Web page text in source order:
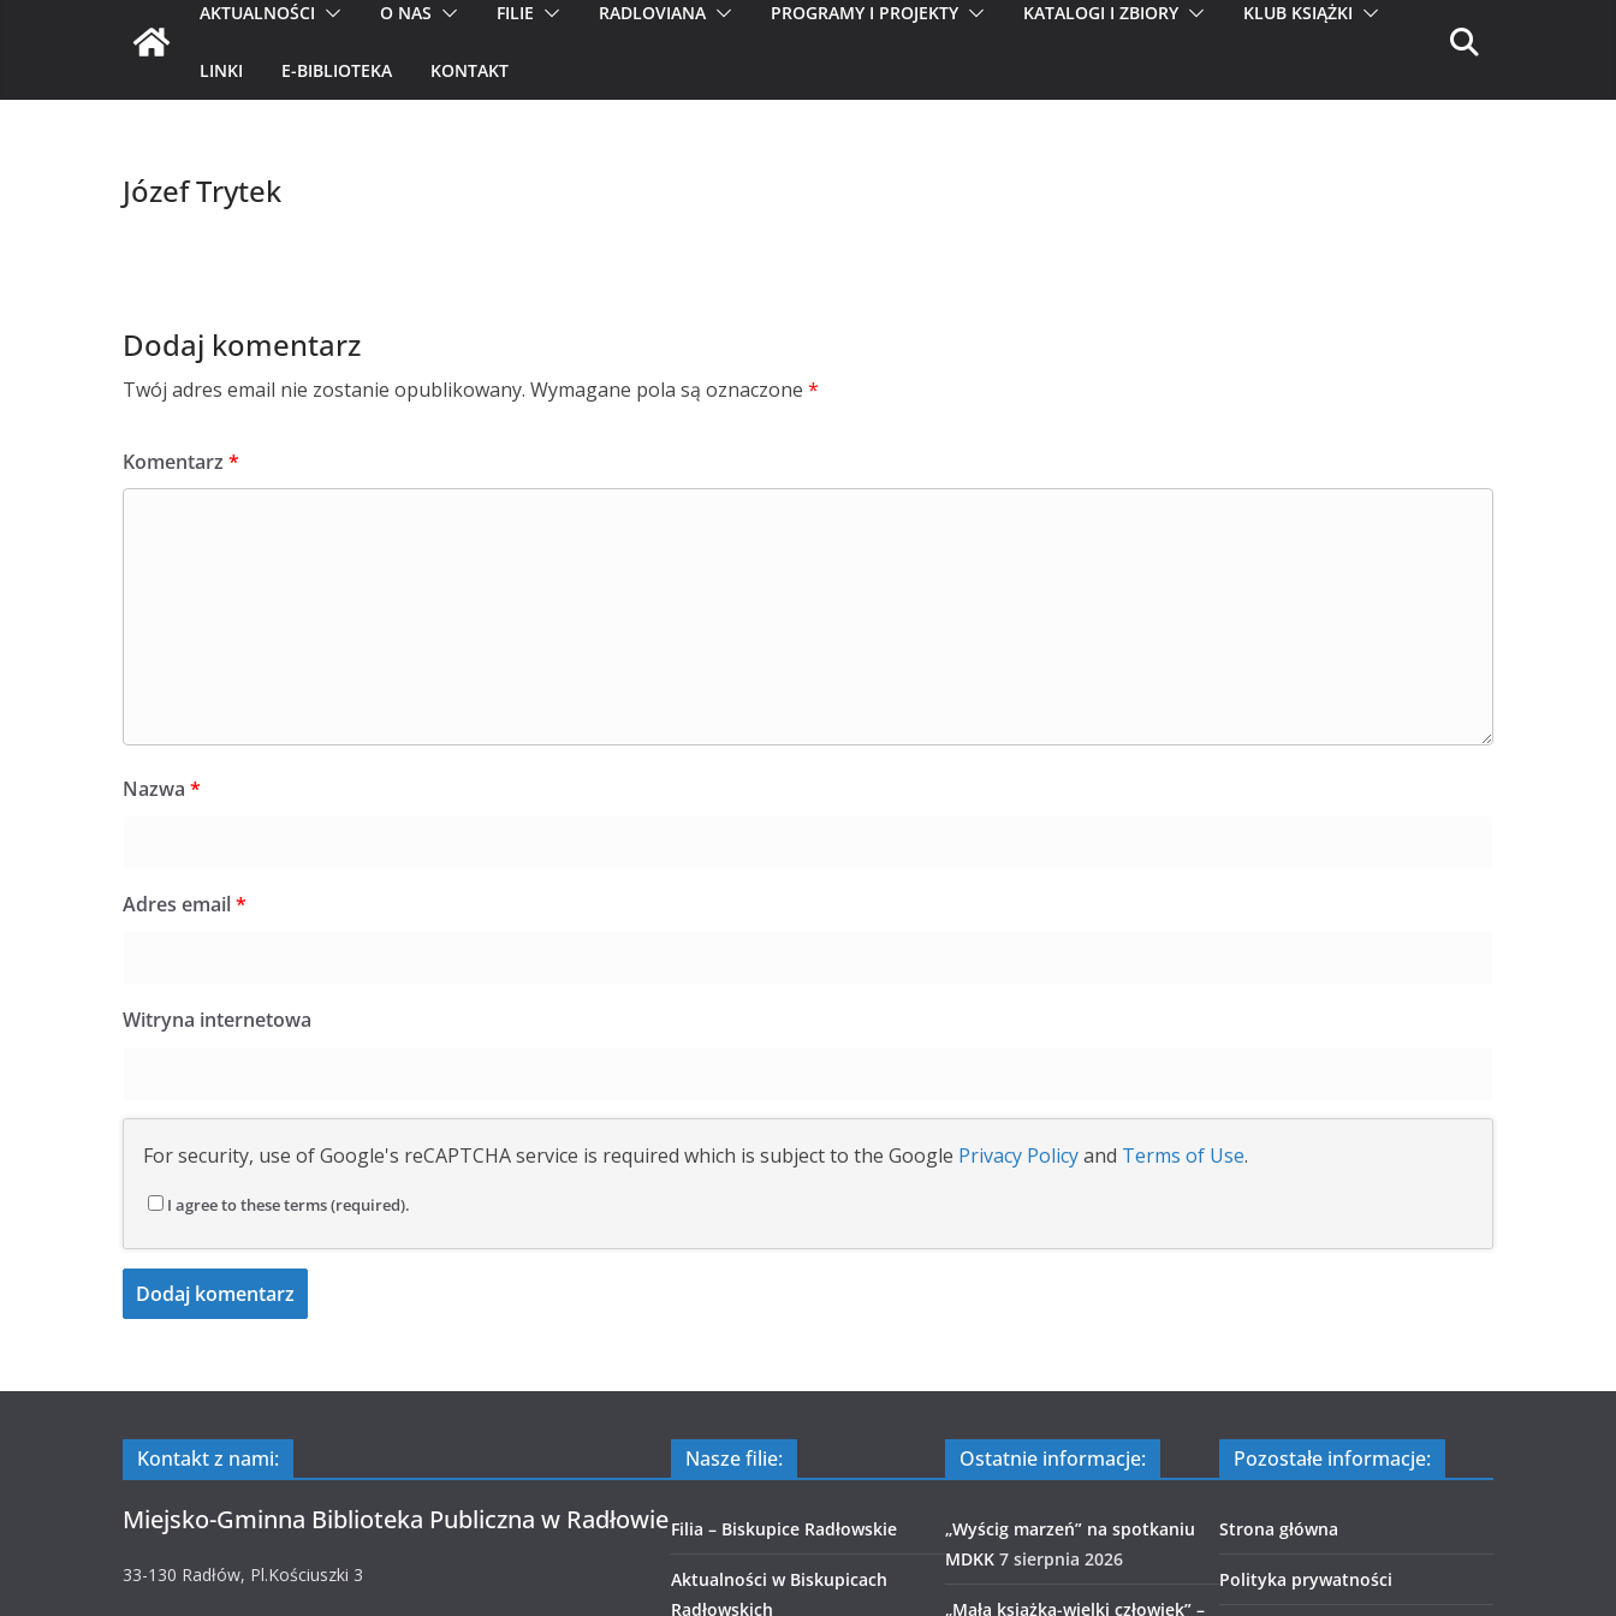
AKTUALNOŚCI O NAS FILIE RADLOVIANA PROGRAMY I PROJEKTY KATALOGI I ZBIORY KLUB KSIĄŻKI
LINKI E-BIBLIOTEKA KONTAKT
Józef Trytek
Dodaj komentarz
Twój adres email nie zostanie opublikowany. Wymagane pola są oznaczone *
Komentarz *
Nazwa *
Adres email*
Witryna internetowa
For security, use of Google's reCAPTCHA service is required which is subject to the Google Privacy Policyand Terms of Use.
I agree to these terms (required).
Kontakt z nami:
Miejsko-Gminna Biblioteka Publiczna w Radłowie
33-130 Radłów, Pl.Kościuszki 3
Nasze filie:
Filia – Biskupice Radłowskie
Aktualności w Biskupicach
Radłowskich
Ostatnie informacje:
„Wyścig marzeń” na spotkaniu
MDKK 7 sierpnia 2026
„Mała książka-wielki człowiek” –
Pozostałe informacje:
Strona główna
Polityka prywatności